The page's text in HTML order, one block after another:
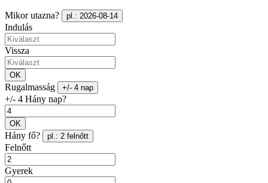
Mikor utazna? pl.: 2026-08-14
Indulás
Vissza
OK
Rugalmasság +/- 4 nap
+/- 4 Hány nap?
OK
Hány fő? pl.: 2 felnőtt
Felnőtt
Gyerek